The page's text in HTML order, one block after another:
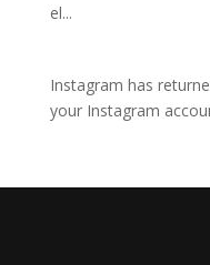
el...
Instagram has
your Instagram